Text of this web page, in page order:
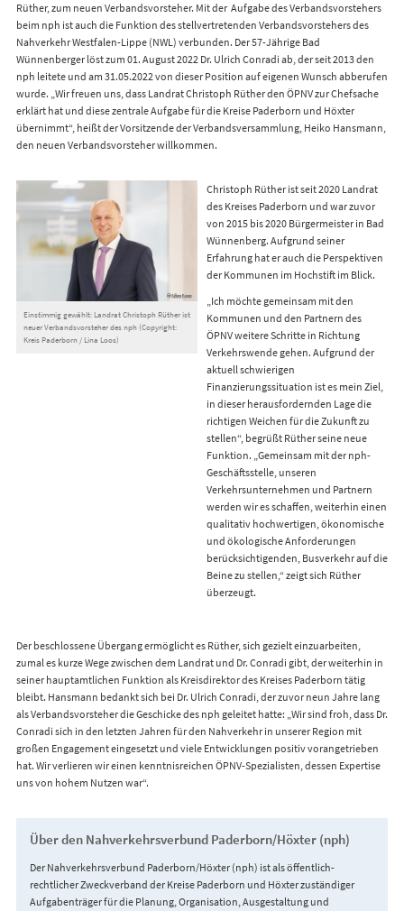
Rüther, zum neuen Verbandsvorsteher. Mit der Aufgabe des Verbandsvorstehers
beim nph ist auch die Funktion des stellvertretenden Verbandsvorstehers des
Nahverkehr Westfalen-Lippe (NWL) verbunden. Der 57-Jährige Bad
Wünnenberger löst zum 01. August 2022 Dr. Ulrich Conradi ab, der seit 2013 den
nph leitete und am 31.05.2022 von dieser Position auf eigenen Wunsch abberufen
wurde. „Wir freuen uns, dass Landrat Christoph Rüther den ÖPNV zur Chefsache
erklärt hat und diese zentrale Aufgabe für die Kreise Paderborn und Höxter
übernimmt“, heißt der Vorsitzende der Verbandsversammlung, Heiko Hansmann,
den neuen Verbandsvorsteher willkommen.
Einstimmig gewählt: Landrat Christoph Rüther ist
neuer Verbandsvorsteher des nph (Copyright:
Kreis Paderborn / Lina Loos)
Christoph Rüther ist seit 2020 Landrat
des Kreises Paderborn und war zuvor
von 2015 bis 2020 Bürgermeister in Bad
Wünnenberg. Aufgrund seiner
Erfahrung hat er auch die Perspektiven
der Kommunen im Hochstift im Blick.
„Ich möchte gemeinsam mit den
Kommunen und den Partnern des
ÖPNV weitere Schritte in Richtung
Verkehrswende gehen. Aufgrund der
aktuell schwierigen
Finanzierungssituation ist es mein Ziel,
in dieser herausfordernden Lage die
richtigen Weichen für die Zukunft zu
stellen“, begrüßt Rüther seine neue
Funktion. „Gemeinsam mit der nph-
Geschäftsstelle, unseren
Verkehrsunternehmen und Partnern
werden wir es schaffen, weiterhin einen
qualitativ hochwertigen, ökonomische
und ökologische Anforderungen
berücksichtigenden, Busverkehr auf die
Beine zu stellen,“ zeigt sich Rüther
überzeugt.
Der beschlossene Übergang ermöglicht es Rüther, sich gezielt einzuarbeiten,
zumal es kurze Wege zwischen dem Landrat und Dr. Conradi gibt, der weiterhin in
seiner hauptamtlichen Funktion als Kreisdirektor des Kreises Paderborn tätig
bleibt. Hansmann bedankt sich bei Dr. Ulrich Conradi, der zuvor neun Jahre lang
als Verbandsvorsteher die Geschicke des nph geleitet hatte: „Wir sind froh, dass Dr.
Conradi sich in den letzten Jahren für den Nahverkehr in unserer Region mit
großen Engagement eingesetzt und viele Entwicklungen positiv vorangetrieben
hat. Wir verlieren wir einen kenntnisreichen ÖPNV-Spezialisten, dessen Expertise
uns von hohem Nutzen war“.
Über den Nahverkehrsverbund Paderborn/Höxter (nph)
Der Nahverkehrsverbund Paderborn/Höxter (nph) ist als öffentlich-
rechtlicher Zweckverband der Kreise Paderborn und Höxter zuständiger
Aufgabenträger für die Planung, Organisation, Ausgestaltung und